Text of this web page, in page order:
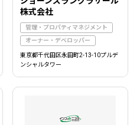
株式会社
管理・プロパティマネジメント
オーナー・デベロッパー
東京都千代田区永田町2-13-10プルデ
ンシャルタワー